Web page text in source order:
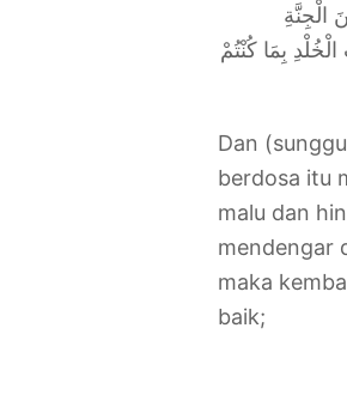
الْجِنَّةِ
الْخُلْدِ بِمَا كُنْتُمْ
Dan
berdosa itu
malu dan
mendengar
maka
baik;